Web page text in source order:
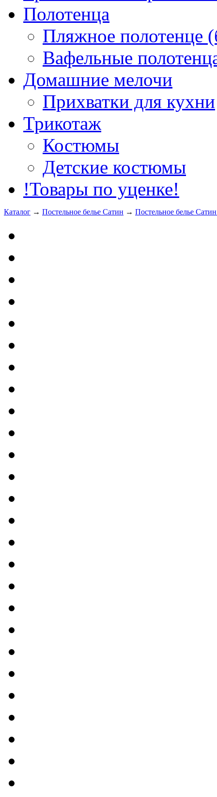
Полотенца
Пляжное полотенце
Вафельные
Домашние мелочи
Прихватки для кухни
Трикотаж
Костюмы
Детские костюмы
!Товары по уценке!
Каталог → Постельное белье Сатин → Постельное белье